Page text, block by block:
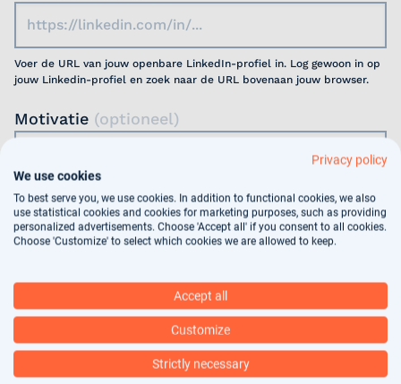
Voer de URL van jouw openbare LinkedIn-profiel in. Log gewoon in op
jouw Linkedin-profiel en zoek naar de URL bovenaan jouw browser.
Motivatie (optioneel)
Jouw gegevens worden gebruikt voor
plaats. In onsprivacy statementkun je nalezen hoe
wij jouw gegevens verwerken.
Verstuur
Privacy policy
We use cookies
To best serve you, we use cookies. In addition to functional cookies, we also
use statistical cookies and cookies for marketing purposes, such as providing
personalized advertisements. Choose 'Accept all' if you consent to all cookies.
Choose 'Customize' to select which cookies we are allowed to keep.
Accept all
Customize
Strictly necessary